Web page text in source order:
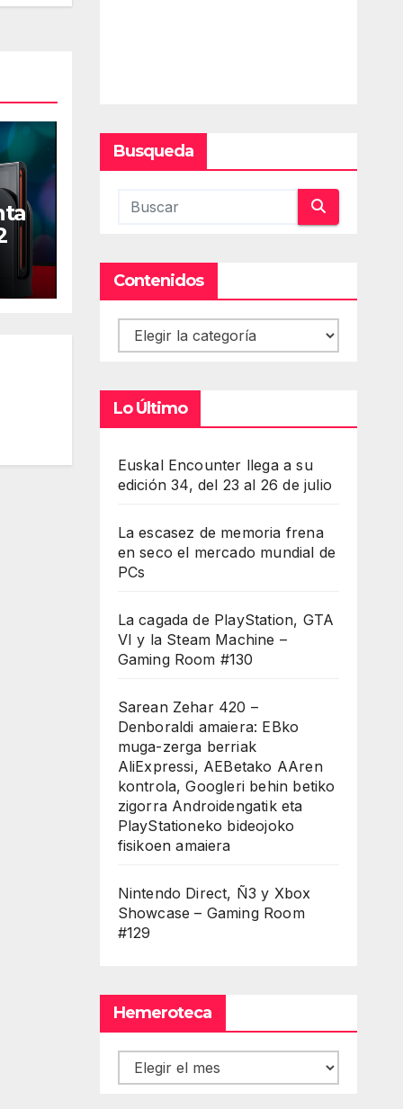
Busqueda
Contenidos
Contenidos
Lo Último
Euskal Encounter llega a su
edición 34, del 23 al 26 de julio
La escasez de memoria frena
en seco el mercado mundial de
PCs
La cagada de PlayStation, GTA
VI y la Steam Machine –
Gaming Room #130
Sarean Zehar 420 –
Denboraldi amaiera: EBko
muga-zerga berriak
AliExpressi, AEBetako AAren
kontrola, Googleri behin betiko
zigorra Androidengatik eta
PlayStationeko bideojoko
fisikoen amaiera
Nintendo Direct, Ñ3 y Xbox
Showcase – Gaming Room
#129
Hemeroteca
Hemeroteca